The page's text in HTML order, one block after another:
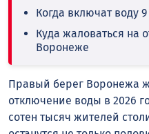
Когда включат воду
Куда жаловаться на
Воронеже
Правый берег Воронежа
отключение воды в 2026
сотен тысяч жителей